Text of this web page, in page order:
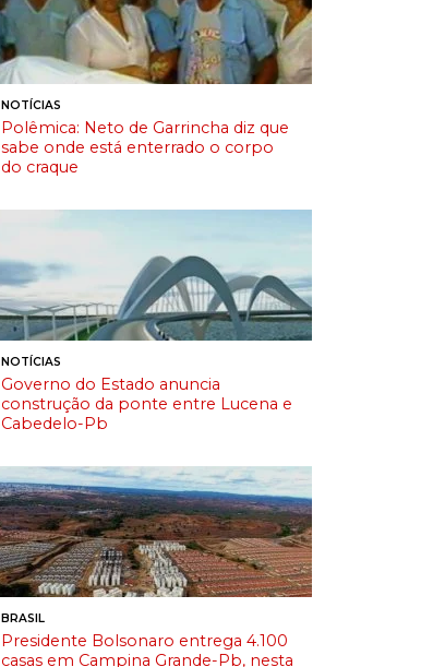
NOTÍCIAS
Polêmica: Neto de Garrincha diz que
sabe onde está enterrado o corpo
do craque
NOTÍCIAS
Governo do Estado anuncia
construção da ponte entre Lucena e
Cabedelo-Pb
BRASIL
Presidente Bolsonaro entrega 4.100
casas em Campina Grande-Pb, nesta